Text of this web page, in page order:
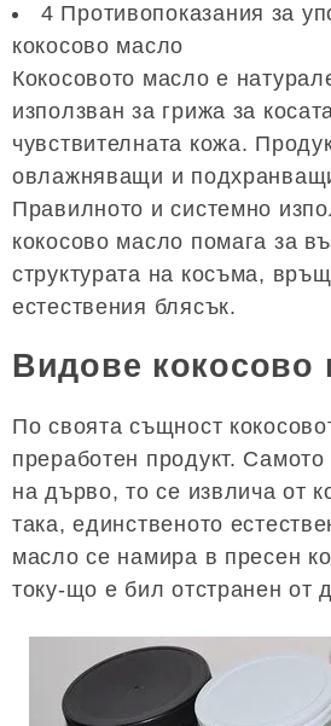
4 Противопоказания за
кокосово масло
Кокосовото масло е
използван за грижа за
чувствителната кожа.
овлажняващи и
Правилното и системно
кокосово масло помага за
структурата на косъма,
естествения блясък.
Видове кокосово
По своята същност
преработен продукт.
на дърво, то се извлича от
така, единственото
масло се намира в пресен
току-що е бил отстранен от